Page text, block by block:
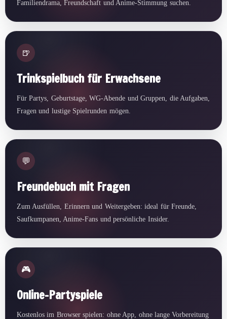
Familiendrama, Freundschaft und Anime-Stimmung suchen.
🍺
Trinkspielbuch für Erwachsene
Für Partys, Geburtstage, WG-Abende und Gruppen, die Aufgaben,
Fragen und lustige Spielrunden mögen.
💬
Freundebuch mit Fragen
Zum Ausfüllen, Erinnern und Weitergeben: ideal für Freunde,
Saufkumpanen, Anime-Fans und persönliche Insider.
🎮
Online-Partyspiele
Kostenlos im Browser spielen: ohne App, ohne lange Vorbereitung